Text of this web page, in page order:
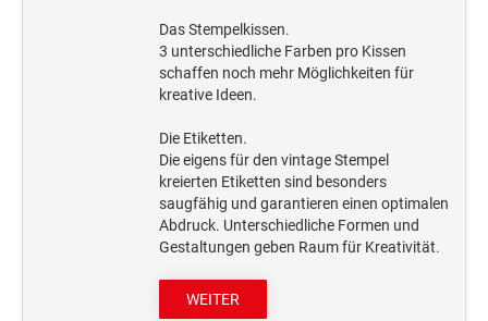
MEHRFARBIGE TASCHENSTEMPEL
MULTICOLOR KISSEN (NACHBESTELLUNG)
MULTICOLOR SWOP-PADS PROFESSIONAL LINE
JUSTRITE TEXTSTEMPEL
JUSTRITE DATUMSTEMPEL
PROFESSIONAL LINE ZIFFERN- UND
CLASSIC LINE A-Z STEMPEL
CLASSIC LINE DATUMSTEMPEL MIT PLATTE
2910 (MIT ANTRIEBSRÄDERN)
CLASSIC LINE DATUMSTEMPEL MIT STEG
CopyOf Office Printy deutsch
4912 Trodat Datenschutzstempel
Trodat 7 Sachen Stempel
Deine Dinge Stempel
STEMPEL ZUM SELBER SETZEN
Typomatic Line - Professional Stempel zum Selbersetzen
Ersatzkissen Trodat Professional Line
Ersatzkissen JUSTRITE
Multicolor Kissen (Nachbestellung)
Das Stempelkissen.
3 unterschiedliche Farben pro Kissen
schaffen noch mehr Möglichkeiten für
kreative Ideen.
Die Etiketten.
Die eigens für den vintage Stempel
kreierten Etiketten sind besonders
saugfähig und garantieren einen optimalen
Abdruck. Unterschiedliche Formen und
Gestaltungen geben Raum für Kreativität.
WEITER